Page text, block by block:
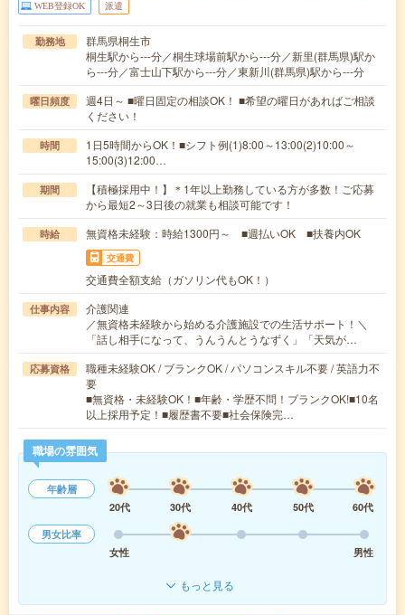
WEB登録OK 派遣
勤務地
群馬県桐生市
桐生駅から---分／桐生球場前駅から---分／新里(群馬県)駅か
ら---分／富士山下駅から---分／東新川(群馬県)駅から---分
曜日頻度
週4日～ ■曜日固定の相談OK！ ■希望の曜日があればご相談
ください！
時間
1日5時間からOK！■シフト例(1)8:00～13:00(2)10:00～
15:00(3)12:00…
期間
【積極採用中！】＊1年以上勤務している方が多数！ご応募
から最短2～3日後の就業も相談可能です！
時給 無資格未経験：時給1300円～ ■週払いOK ■扶養内OK
交通費
交通費全額支給（ガソリン代もOK！）
仕事内容
介護関連
／無資格未経験から始める介護施設での生活サポート！＼
「話し相手になって、うんうんとうなずく」「天気が…
応募資格
職種未経験OK / ブランクOK / パソコンスキル不要 / 英語力不
要
■無資格・未経験OK！■年齢・学歴不問！ブランクOK!■10名
以上採用予定！■履歴書不要■社会保険完…
職場の雰囲気
年齢層
20代
30代 40代 50代
60代
男女比率
女性
男性
もっと見る